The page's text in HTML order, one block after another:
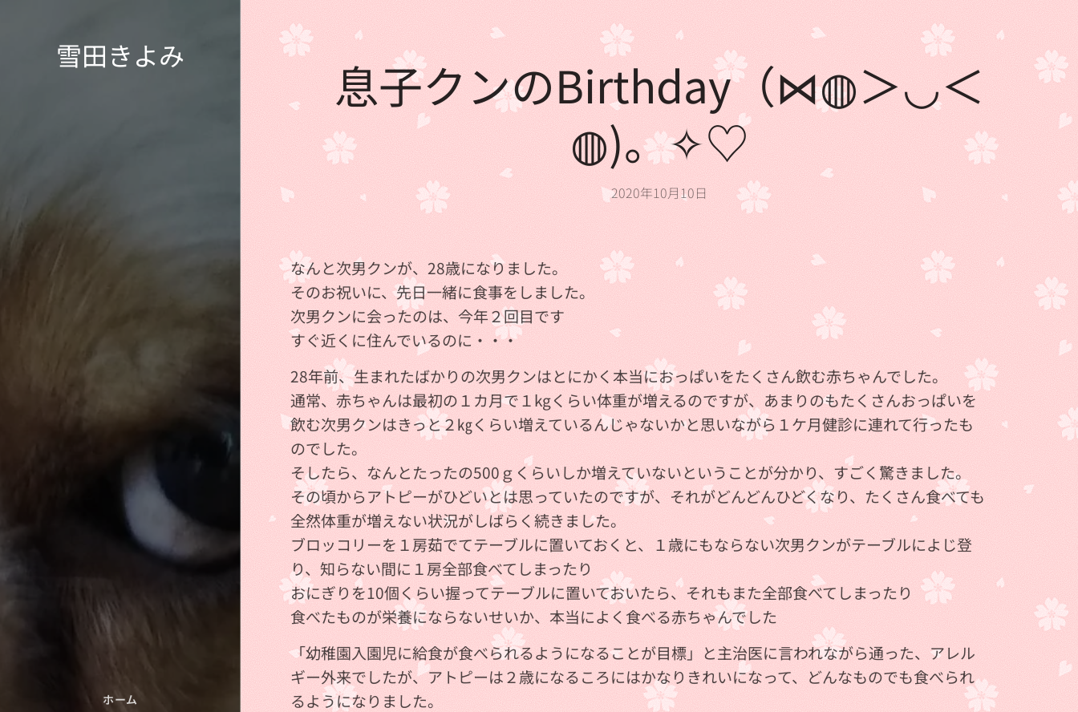
雪田きよみ
ホーム
息子クンのBirthday（⋈◍＞◡＜
◍)。✧♡
2020年10月10日
なんと次男クンが、28歳になりました。
そのお祝いに、先日一緒に食事をしました。
次男クンに会ったのは、今年２回目です💦
すぐ近くに住んでいるのに・・・💦
28年前、生まれたばかりの次男クンはとにかく本当におっぱいをたくさん飲む赤ちゃんでした。
通常、赤ちゃんは最初の１カ月で１kgくらい体重が増えるのですが、あまりのもたくさんおっぱいを
飲む次男クンはきっと２㎏くらい増えているんじゃないかと思いながら１ケ月健診に連れて行ったも
のでした。
そしたら、なんとたったの500ｇくらいしか増えていないということが分かり、すごく驚きました。
その頃からアトピーがひどいとは思っていたのですが、それがどんどんひどくなり、たくさん食べても
全然体重が増えない状況がしばらく続きました。
ブロッコリーを１房茹でてテーブルに置いておくと、１歳にもならない次男クンがテーブルによじ登
り、知らない間に１房全部食べてしまったり💦
おにぎりを10個くらい握ってテーブルに置いておいたら、それもまた全部食べてしまったり💦
食べたものが栄養にならないせいか、本当によく食べる赤ちゃんでした💦
「幼稚園入園児に給食が食べられるようになることが目標」と主治医に言われながら通った、アレル
ギー外来でしたが、アトピーは２歳になるころにはかなりきれいになって、どんなものでも食べられ
るようになりました。